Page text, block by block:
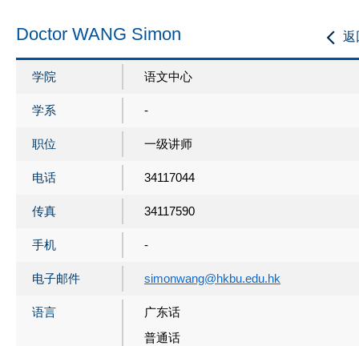
返
Doctor WANG Simon
学院 语文中心
学系 -
职位 一级讲师
电话 34117044
传真 34117590
手机 -
电子邮件 simonwang@hkbu.edu.hk
语言
广东话
普通话